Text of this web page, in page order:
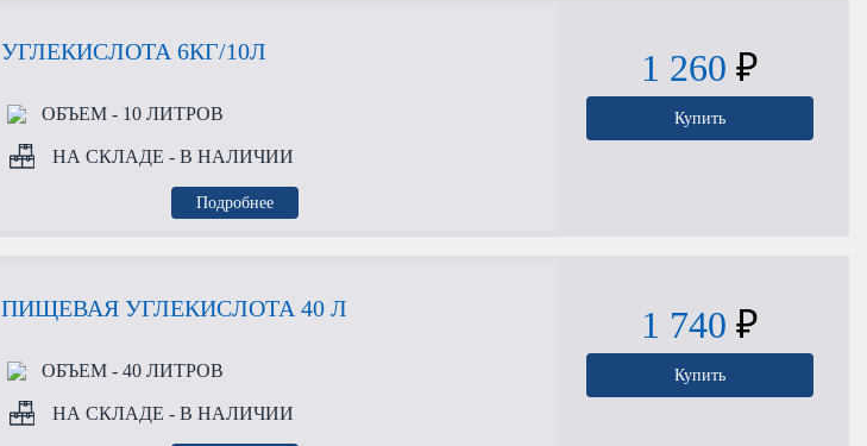
УГЛЕКИСЛОТА 6КГ/10Л
ОБЪЕМ- 10 ЛИТРОВ
НА СКЛАДЕ - В НАЛИЧИИ
Подробнее
1 260 ₽
Купить
ПИЩЕВАЯ УГЛЕКИСЛОТА 40 Л
ОБЪЕМ- 40 ЛИТРОВ
НА СКЛАДЕ - В НАЛИЧИИ
1 740 ₽
Купить